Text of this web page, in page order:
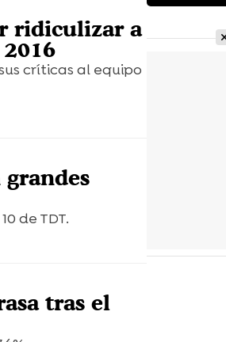
ridiculizar a
críticas al equipo
grandes
de TDT.
tras el